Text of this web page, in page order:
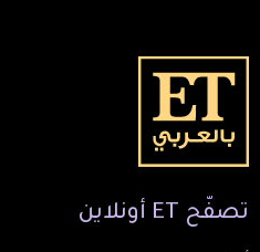
تصفّح ET أونلاين